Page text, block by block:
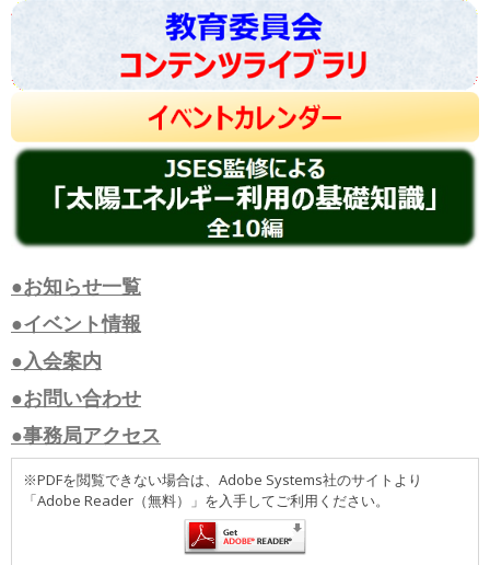
●お知らせ一覧
●イベント情報
●入会案内
●お問い合わせ
●事務局アクセス
※PDFを閲覧できない場合は、Adobe Systems社のサイトより
「Adobe Reader（無料）」を入手してご利用ください。